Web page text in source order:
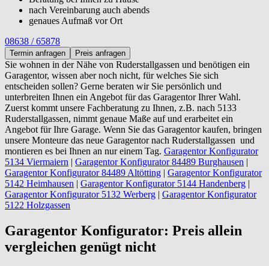
nach Vereinbarung auch abends
genaues Aufmaß vor Ort
08638 / 65878
Termin anfragen Preis anfragen
Sie wohnen in der Nähe von Ruderstallgassen und benötigen ein
Garagentor, wissen aber noch nicht, für welches Sie sich
entscheiden sollen? Gerne beraten wir Sie persönlich und
unterbreiten Ihnen ein Angebot für das Garagentor Ihrer Wahl.
Zuerst kommt unsere Fachberatung zu Ihnen, z.B. nach 5133
Ruderstallgassen, nimmt genaue Maße auf und erarbeitet ein
Angebot für Ihre Garage. Wenn Sie das Garagentor kaufen, bringen
unsere Monteure das neue Garagentor nach Ruderstallgassen und
montieren es bei Ihnen an nur einem Tag. Garagentor Konfigurator
5134 Viermaiern | Garagentor Konfigurator 84489 Burghausen |
Garagentor Konfigurator 84489 Altötting | Garagentor Konfigurator
5142 Heimhausen | Garagentor Konfigurator 5144 Handenberg |
Garagentor Konfigurator 5132 Werberg | Garagentor Konfigurator
5122 Holzgassen
Garagentor Konfigurator: Preis allein
vergleichen genügt nicht